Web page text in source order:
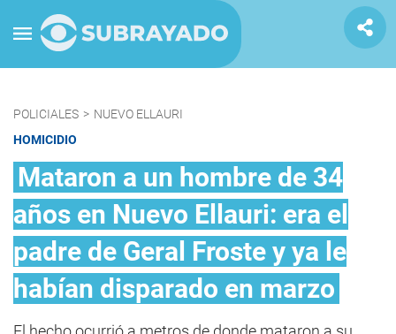
POLICIALES > NUEVO ELLAURI
HOMICIDIO
Mataron a un hombre de 34
años en Nuevo Ellauri: era el
padre de Geral Froste y ya le
habían disparado en marzo